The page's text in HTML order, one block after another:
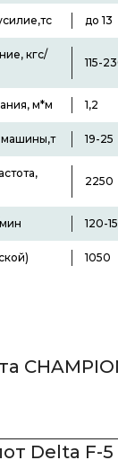
до 13
кгс/
115-
м*м 1,2
машины,т 19-25
2250
120-
1050
Delta F-5